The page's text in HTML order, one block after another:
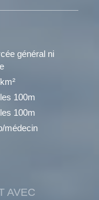
général ni
100m
100m
médecin
AVEC